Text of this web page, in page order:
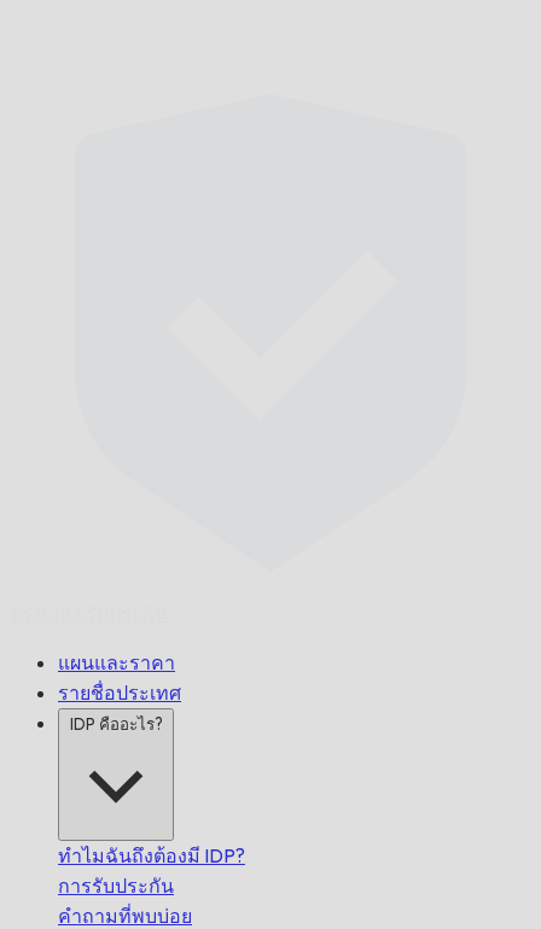
แผนและราคา
รายชื่อประเทศ
IDP คืออะไร?
ทำไมฉันถึงต้องมี IDP?
การรับประกัน
คำถามที่พบบ่อย